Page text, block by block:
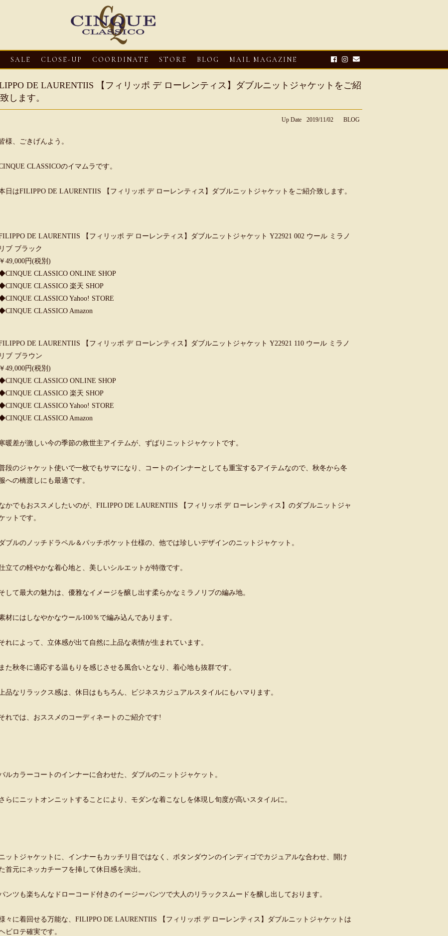
SALE CLOSE-UP COORDINATE STORE BLOG MAIL MAGAZINE
DE LAURENTIIS 【フィリッポ デ ローレンティス】ダブルニットジャケットをご紹
します。
Up Date 2019/11/02 BLOG
様、ごきげんよう。
CLASSICOのイマムラです。
日はFILIPPO DE LAURENTIIS 【フィリッポ デ ローレンティス】ダブルニットジャケットをご紹介致します。
DE LAURENTIIS 【フィリッポ デ ローレンティス】ダブルニットジャケット Y22921 002 ウール ミラノ
リブ ブラック
￥49,000円(税別)
CINQUE CLASSICO ONLINE SHOP
CINQUE CLASSICO 楽天 SHOP
CINQUE CLASSICO Yahoo! STORE
CINQUE CLASSICO Amazon
DE LAURENTIIS 【フィリッポ デ ローレンティス】ダブルニットジャケット Y22921 110 ウール ミラノ
リブ ブラウン
￥49,000円(税別)
CINQUE CLASSICO ONLINE SHOP
CINQUE CLASSICO 楽天 SHOP
CINQUE CLASSICO Yahoo! STORE
CINQUE CLASSICO Amazon
暖差が激しい今の季節の救世主アイテムが、ずばりニットジャケットです。
段のジャケット使いで一枚でもサマになり、コートのインナーとしても重宝するアイテムなので、秋冬から冬
への橋渡しにも最適です。
かでもおススメしたいのが、FILIPPO DE LAURENTIIS 【フィリッポ デ ローレンティス】のダブルニットジャ
ットです。
ダブルのノッチドラペル＆パッチポケット仕様の、他では珍しいデザインのニットジャケット。
立ての軽やかな着心地と、美しいシルエットが特徴です。
して最大の魅力は、優雅なイメージを醸し出す柔らかなミラノリブの編み地。
材にはしなやかなウール100％で編み込んであります。
れによって、立体感が出て自然に上品な表情が生まれています。
また秋冬に適応する温もりを感じさせる風合いとなり、着心地も抜群です。
上品なリラックス感は、休日はもちろん、ビジネスカジュアルスタイルにもハマります。
れでは、おススメのコーディネートのご紹介です!
ルカラーコートのインナーに合わせた、ダブルのニットジャケット。
らにニットオンニットすることにより、モダンな着こなしを体現し旬度が高いスタイルに。
ットジャケットに、インナーもカッチリ目ではなく、ボタンダウンのインディゴでカジュアルな合わせ、開け
首元にネッカチーフを挿して休日感を演出。
ンツも楽ちんなドローコード付きのイージーパンツで大人のリラックスムードを醸し出しております。
々に着回せる万能な、FILIPPO DE LAURENTIIS 【フィリッポ デ ローレンティス】ダブルニットジャケットは
ビロテ確実です。
Mario Doni【マリオ ドーニ】オ